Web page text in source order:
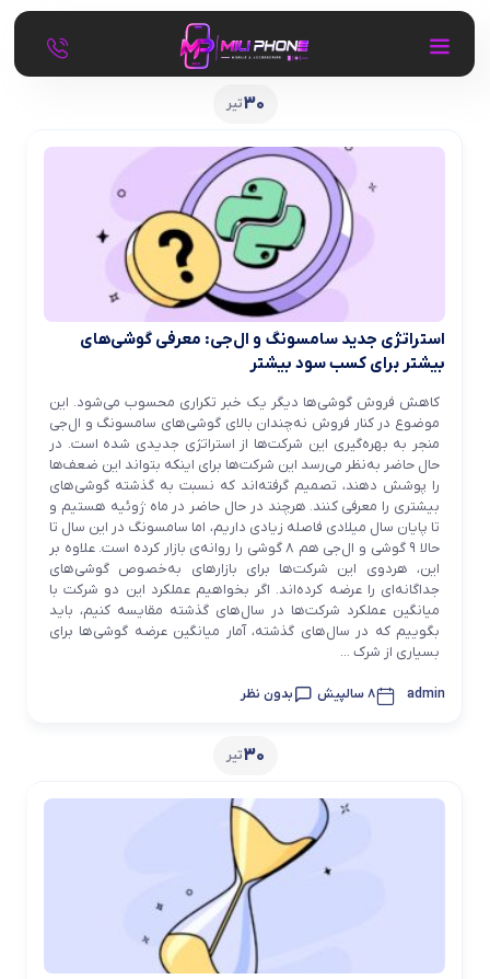
30تیر
استراتژی جدید سامسونگ و ال‌جی: معرفی گوشی‌های
بیشتر برای کسب سود بیشتر
کاهش فروش گوشی‌ها دیگر یک خبر تکراری محسوب می‌شود. این
موضوع در کنار فروش نه‌چندان بالای گوشی‌های سامسونگ و ال‌جی
منجر به بهره‌گیری این شرکت‌ها از استراتژی جدیدی شده است. در
حال حاضر به‌نظر می‌رسد این شرکت‌ها برای اینکه بتواند این ضعف‌ها
را پوشش دهند، تصمیم گرفته‌اند که نسبت به گذشته گوشی‌های
بیشتری را معرفی کنند. هرچند در حال حاضر در ماه ژوئیه هستیم و
تا پایان سال میلادی فاصله زیادی داریم، اما سامسونگ در این سال تا
حالا ۹ گوشی و ال‌جی هم ۸ گوشی را روانه‌ی بازار کرده است. علاوه بر
این، هردوی این شرکت‌ها برای بازارهای به‌خصوص گوشی‌های
جداگانه‌ای را عرضه کرده‌اند. اگر بخواهیم عملکرد این دو شرکت با
میانگین عملکرد شرکت‌ها در سال‌های گذشته مقایسه کنیم، باید
بگوییم که در سال‌های گذشته، آمار میانگین عرضه گوشی‌ها برای
بسیاری از شرک ...
admin 8 سالپیش بدون نظر
30تیر